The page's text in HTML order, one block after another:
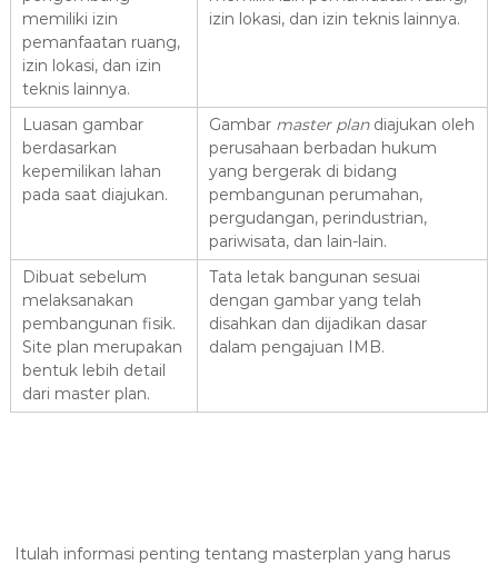
memiliki izin
pemanfaatan ruang,
izin lokasi, dan izin
teknis lainnya.
izin lokasi, dan izin teknis lainnya.
Luasan gambar
berdasarkan
kepemilikan lahan
pada saat diajukan.
Gambar master plandiajukan oleh
perusahaan berbadan hukum
yang bergerak di bidang
pembangunan perumahan,
pergudangan, perindustrian,
pariwisata, dan lain-lain.
Dibuat sebelum
melaksanakan
pembangunan fisik.
Site plan merupakan
bentuk lebih detail
dari master plan.
Tata letak bangunan sesuai
dengan gambar yang telah
disahkan dan dijadikan dasar
dalam pengajuan IMB.
Itulah informasi penting tentang masterplan yang harus